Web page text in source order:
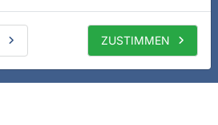
ZUSTIMMEN